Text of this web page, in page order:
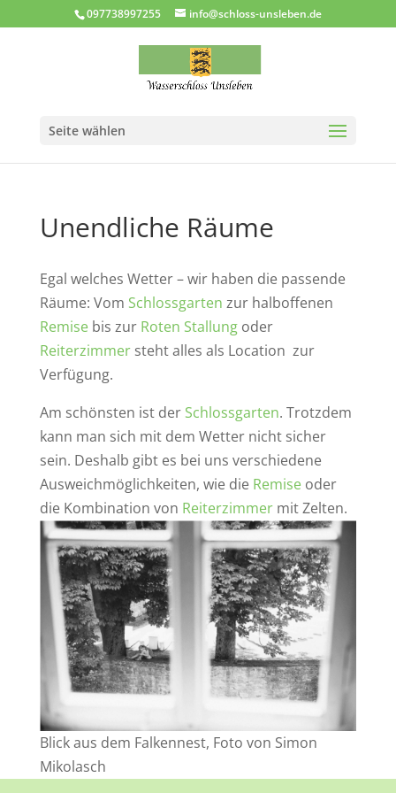
097738997255 info@schloss-unsleben.de
Seite wählen
Unendliche Räume
Egal welches Wetter – wir haben die passende
Räume: Vom Schlossgarten zur halboffenen
Remisebis zurRoten Stallung oder
Reiterzimmer steht alles als Location zur
Verfügung.
Am schönsten ist der Schlossgarten. Trotzdem
kann man sich mit dem Wetter nicht sicher
sein. Deshalb gibt es bei uns verschiedene
Ausweichmöglichkeiten, wie die Remise oder
die Kombination von Reiterzimmer mit Zelten.
Blick aus dem Falkennest, Foto von Simon
Mikolasch